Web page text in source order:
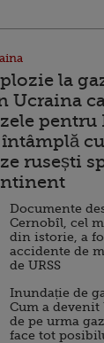
la
Ucraina
pentru
întâmplă
rusești
Documente
Cernobîl, cel
din istorie, a
accidente de
de URSS
Inundație de
Cum a devenit
de pe urma
face tot